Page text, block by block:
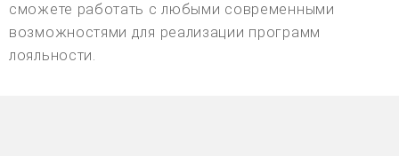
сможете работать с любыми современными
возможностями для реализации программ
лояльности.